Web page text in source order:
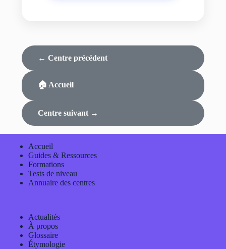
← Centre précédent
🏠 Accueil
Centre suivant →
Accueil
Guides & Ressources
Formations
Tests de niveau
Annuaire des centres
Actualités
À propos
Glossaire
Étymologie